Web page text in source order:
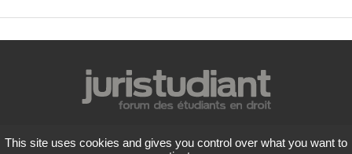
Mentions légales
This site uses cookies and gives you control over what you want to